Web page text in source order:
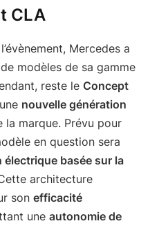
CLA
Mercedes a
modèles de sa gamme
reste le Concept
nouvelle génération
la marque. Prévu pour
en question sera
électrique basée sur la
architecture
son efficacité
une autonomie de